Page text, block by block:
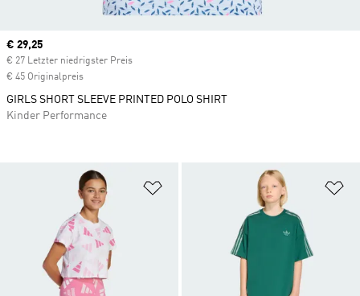
Zur Wunschliste hinzufügen
Current price
€ 29,25
€ 27 Letzter niedrigster Preis
€ 45 Originalpreis
GIRLS SHORT SLEEVE PRINTED POLO SHIRT
Kinder Performance